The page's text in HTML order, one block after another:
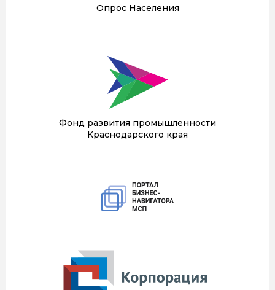
Опрос Населения
Фонд развития промышленности
Краснодарского края